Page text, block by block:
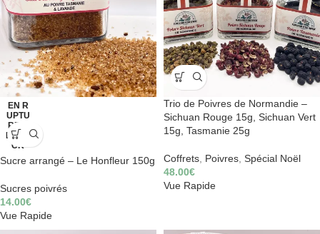
EN R
UPTU
RE D
E STO
CK
Sucre arrangé – Le Honfleur 150g
Sucres poivrés
14.00€
Vue Rapide
Trio de Poivres de Normandie –
Sichuan Rouge 15g, Sichuan Vert
15g, Tasmanie 25g
Coffrets Poivres Spécial Noël
48.00€
Vue Rapide